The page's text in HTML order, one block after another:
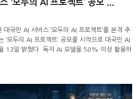
‘모두의 AI 프로젝트’ 공모 ...
국민 AI 서비스 ‘모두의 AI 프로젝트’를 본격 추
‘모두의 AI 프로젝트’ 공모를 시작으로 대국민 AI
13일 밝혔다. 독자 AI 모델을 50% 이상 활용하